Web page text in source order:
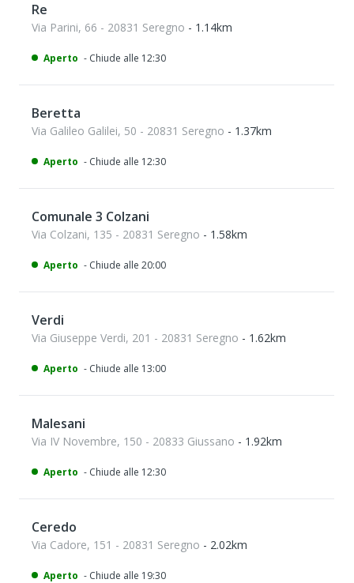
Re
Via Parini, 66 - 20831 Seregno - 1.14km
Aperto - Chiude alle 12:30
Beretta
Via Galileo Galilei, 50 - 20831 Seregno - 1.37km
Aperto - Chiude alle 12:30
Comunale 3 Colzani
Via Colzani, 135 - 20831 Seregno - 1.58km
Aperto - Chiude alle 20:00
Verdi
Via Giuseppe Verdi, 201 - 20831 Seregno - 1.62km
Aperto - Chiude alle 13:00
Malesani
Via IV Novembre, 150 - 20833 Giussano - 1.92km
Aperto - Chiude alle 12:30
Ceredo
Via Cadore, 151 - 20831 Seregno - 2.02km
Aperto - Chiude alle 19:30